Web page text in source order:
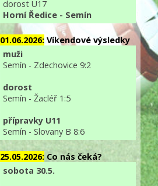
dorost U17
Horní Ředice - Semín
01.06.2026: Víkendové výsledky
muži
Semín - Zdechovice 9:2
dorost
Semín - Žacléř 1:5
přípravky U11
Semín - Slovany B 8:6
25.05.2026: Co nás čeká?
sobota 30.5.